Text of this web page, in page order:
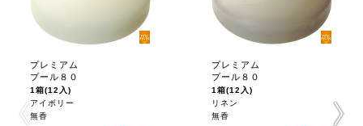
プレミアム
プール８０
1箱(12入)
アイボリー
無香
プレミアム
プール８０
1箱(12入)
リネン
無香